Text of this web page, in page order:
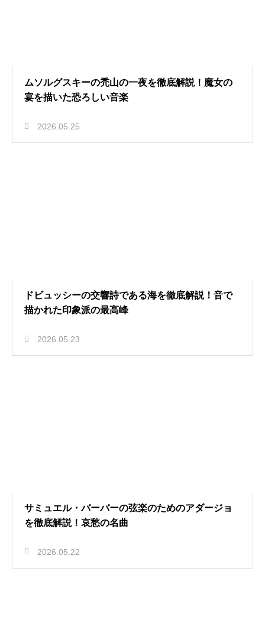
ムソルグスキーの禿山の一夜を徹底解説！魔女の
宴を描いた恐ろしい音楽
2026.05.25
ドビュッシーの交響詩である海を徹底解説！音で
描かれた印象派の最高峰
2026.05.23
サミュエル・バーバーの弦楽のためのアダージョ
を徹底解説！哀愁の名曲
2026.05.22